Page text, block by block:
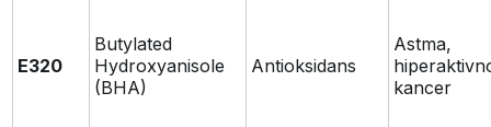
E320
Butylated
Hydroxyanisole
(BHA)
Antioksidans
Astma,
kancer